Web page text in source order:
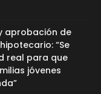
aprobación de
“Se
real para que
jóvenes